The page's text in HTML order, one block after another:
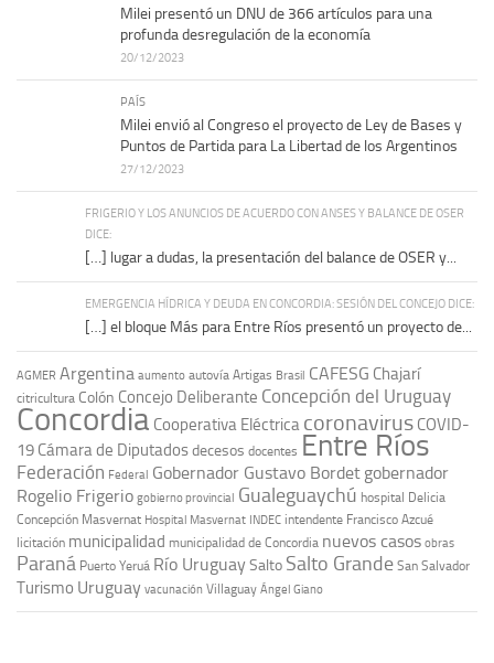
Milei presentó un DNU de 366 artículos para una
profunda desregulación de la economía
20/12/2023
PAÍS
Milei envió al Congreso el proyecto de Ley de Bases y
Puntos de Partida para La Libertad de los Argentinos
27/12/2023
FRIGERIO Y LOS ANUNCIOS DE ACUERDO CON ANSES Y BALANCE DE OSER
DICE:
[…] lugar a dudas, la presentación del balance de OSER y...
EMERGENCIA HÍDRICA Y DEUDA EN CONCORDIA: SESIÓN DEL CONCEJO DICE:
[…] el bloque Más para Entre Ríos presentó un proyecto de...
AGMER Argentina aumento autovía Artigas Brasil CAFESG Chajarí
citricultura Colón Concejo Deliberante Concepción del Uruguay
Concordia Cooperativa Eléctrica coronavirus COVID-
19 Cámara de Diputadosdecesos docentes Entre Ríos
Federación Federal Gobernador Gustavo Bordet gobernador
Rogelio Frigerio gobierno provincial Gualeguaychú hospital Delicia
Concepción Masvernat Hospital Masvernat INDEC intendente Francisco Azcué
licitación municipalidad municipalidad de Concordia nuevos casos obras
Paraná Puerto Yeruá Río UruguaySalto Salto Grande San Salvador
Turismo Uruguay vacunación Villaguay Ángel Giano